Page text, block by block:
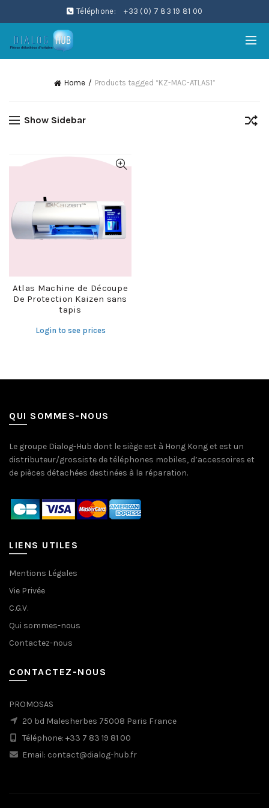
Téléphone: +33 (0) 7 83 19 81 00
Home Products tagged “KZ-MAC-ATLAS1”
Show Sidebar
Atlas Machine de Découpe
De Protection Kaizen sans
tapis
Login to see prices
QUI SOMMES-NOUS
Le groupe Dialog-Hub dont le siège est à Hong Kong et est un
distributeur/grossiste de téléphones mobiles, d’accessoires et
de pièces détachées destinées à la réparation.
LIENS UTILES
Mentions Légales
Vie Privée
C.G.V.
Qui sommes-nous
Contactez-nous
CONTACTEZ-NOUS
PROMOSAS
20 bd Malesherbes 75008 Paris France
Téléphone: +33 7 83 19 81 00
Email: contact@dialog-hub.fr